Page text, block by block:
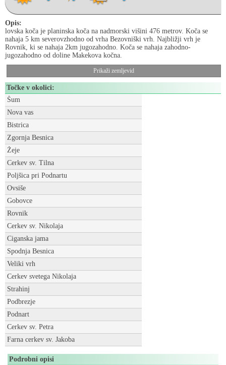
Opis:
lovska koča je planinska koča na nadmorski višini 476 metrov. Koča se
nahaja 5 km severovzhodno od vrha Bezovniški vrh. Najbližji vrh je
Rovnik, ki se nahaja 2km jugozahodno. Koča se nahaja zahodno-
jugozahodno od doline Makekova kočna.
Prikaži zemljevid
Točke v okolici:
Šum
Nova vas
Bistrica
Zgornja Besnica
Žeje
Cerkev sv. Tilna
Poljšica pri Podnartu
Ovsiše
Gobovce
Rovnik
Cerkev sv. Nikolaja
Ciganska jama
Spodnja Besnica
Veliki vrh
Cerkev svetega Nikolaja
Strahinj
Podbrezje
Podnart
Cerkev sv. Petra
Farna cerkev sv. Jakoba
Podrobni opisi